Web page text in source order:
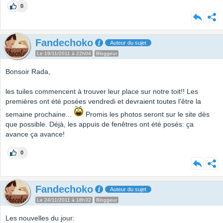
0
Fandechoko Auteur du sujet
Le 19/11/2011 à 22h04 Bloggeur
Bonsoir Rada,
les tuiles commencent à trouver leur place sur notre toit!! Les
premières ont été posées vendredi et devraient toutes l'être la
semaine prochaine...
Promis les photos seront sur le site dès
que possible. Déjà, les appuis de fenêtres ont été posés: ça
avance ça avance!
0
Fandechoko Auteur du sujet
Le 24/11/2011 à 18h32 Bloggeur
Les nouvelles du jour: